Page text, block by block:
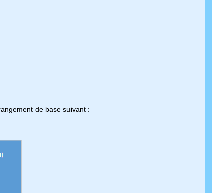
de base suivant :